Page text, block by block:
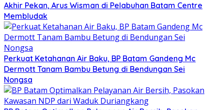
Akhir Pekan, Arus Wisman di Pelabuhan Batam Centre
Membludak
Perkuat Ketahanan Air Baku, BP Batam Gandeng Mc
Dermott Tanam Bambu Betung di Bendungan Sei
Nongsa